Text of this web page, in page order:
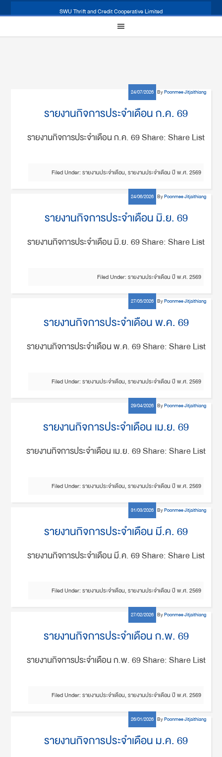
SWU Thrift and Credit Cooperative Limited
24/07/2026 ByPoonmee Jitjaithiang
รายงานกิจการประจำเดือน ก.ค. 69
รายงานกิจการประจำเดือน ก.ค. 69 Share: Share List
Filed Under:รายงานประจำเดือน,รายงานประจำเดือน ปี พ.ศ. 2569
24/06/2026 ByPoonmee Jitjaithiang
รายงานกิจการประจำเดือน มิ.ย. 69
รายงานกิจการประจำเดือน มิ.ย. 69 Share: Share List
Filed Under:รายงานประจำเดือน ปี พ.ศ. 2569
27/05/2026 ByPoonmee Jitjaithiang
รายงานกิจการประจำเดือน พ.ค. 69
รายงานกิจการประจำเดือน พ.ค. 69 Share: Share List
Filed Under:รายงานประจำเดือน,รายงานประจำเดือน ปี พ.ศ. 2569
29/04/2026 ByPoonmee Jitjaithiang
รายงานกิจการประจำเดือน เม.ย. 69
รายงานกิจการประจำเดือน เม.ย. 69 Share: Share List
Filed Under:รายงานประจำเดือน,รายงานประจำเดือน ปี พ.ศ. 2569
31/03/2026 ByPoonmee Jitjaithiang
รายงานกิจการประจำเดือน มี.ค. 69
รายงานกิจการประจำเดือน มี.ค. 69 Share: Share List
Filed Under:รายงานประจำเดือน,รายงานประจำเดือน ปี พ.ศ. 2569
27/02/2026 ByPoonmee Jitjaithiang
รายงานกิจการประจำเดือน ก.พ. 69
รายงานกิจการประจำเดือน ก.พ. 69 Share: Share List
Filed Under:รายงานประจำเดือน,รายงานประจำเดือน ปี พ.ศ. 2569
26/01/2026 ByPoonmee Jitjaithiang
รายงานกิจการประจำเดือน ม.ค. 69